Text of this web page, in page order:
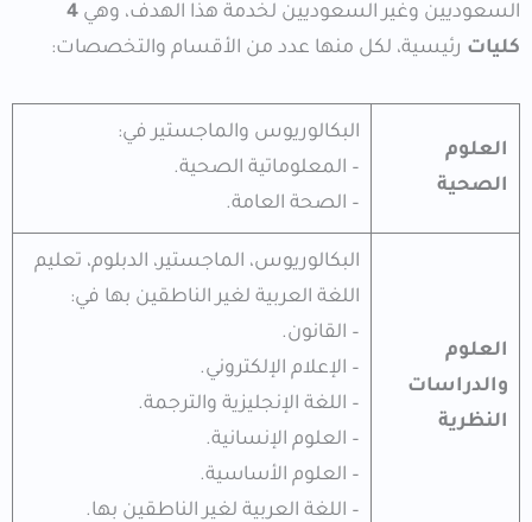
السعوديين وغير السعوديين لخدمة هذا الهدف، وهي 4
كليات رئيسية، لكل منها عدد من الأقسام والتخصصات:
العلوم
الصحية
البكالوريوس والماجستير في:
– المعلوماتية الصحية.
– الصحة العامة.
العلوم
والدراسات
النظرية
البكالوريوس، الماجستير، الدبلوم، تعليم
اللغة العربية لغير الناطقين بها في:
– القانون.
– الإعلام الإلكتروني.
– اللغة الإنجليزية والترجمة.
– العلوم الإنسانية.
– العلوم الأساسية.
– اللغة العربية لغير الناطقين بها.